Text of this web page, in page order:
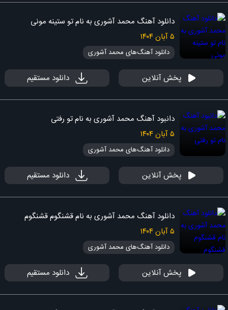
دانلود آهنگ محمد آشوری به نام تو ستینه مونی
۵ آبان ۱۴۰۴
دانلود آهنگ‌های محمد آشوری
پخش آنلاین دانلود مستقیم
دانبود آهنگ محمد آشوری به نام تو رفتی
۵ آبان ۱۴۰۴
دانلود آهنگ‌های محمد آشوری
پخش آنلاین دانلود مستقیم
دانلود آهنگ محمد آشوری به نام قشنگوم قشنگوم
۵ آبان ۱۴۰۴
دانلود آهنگ‌های محمد آشوری
پخش آنلاین دانلود مستقیم